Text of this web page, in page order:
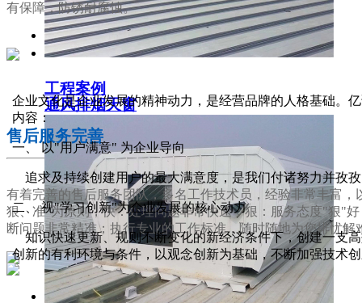
通风排烟天窗
工程案例
有保障，防锈耐腐蚀。
03
售后服务完善
有着完善的售后服务团队，多名工作技术员，经验非常丰富，
狠、准"为原则，快：处理问题非常快速；狠：服务态度"狠"
断问题非常精准；执行专业的工作标准，随时随地为您排忧解
企业文化是企业发展的精神动力，是经营品牌的人格基础。
内容：
一、 以"用户满意" 为企业导向
追求及持续创建用户的最大满意度，是我们付诸努力并孜
二、 视"学习创新"为企业发展的核心动力
知识快速更新、规则不断变化的新经济条件下，创建一支
创新的有利环境与条件，以观念创新为基础，不断加强技术